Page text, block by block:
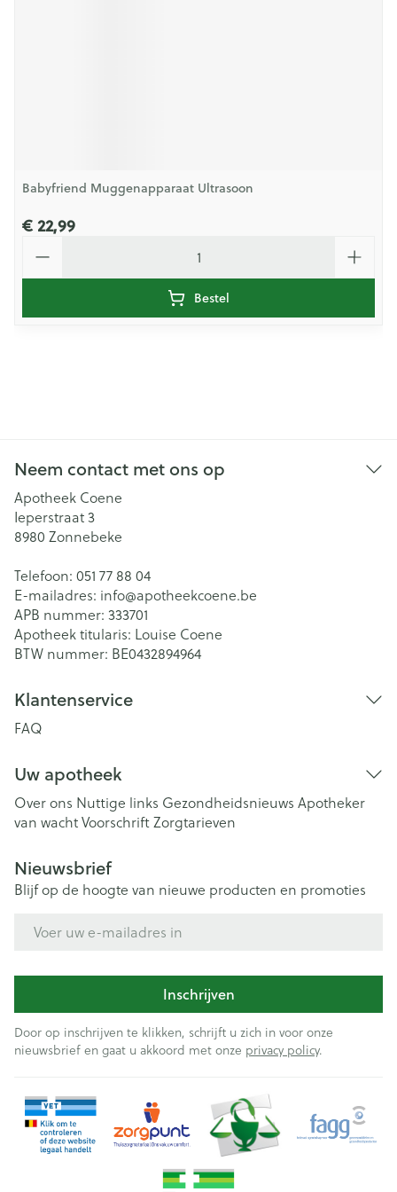
Babyfriend Muggenapparaat Ultrasoon
€ 22,99
Bestel
Neem contact met ons op
Apotheek Coene
Ieperstraat 3
8980 Zonnebeke
Telefoon: 051 77 88 04
E-mailadres: info@apotheekcoene.be
APB nummer: 333701
Apotheek titularis: Louise Coene
BTW nummer: BE0432894964
Klantenservice
FAQ
Uw apotheek
Over ons Nuttige links Gezondheidsnieuws Apotheker
van wachtVoorschriftZorgtarieven
Nieuwsbrief
Blijf op de hoogte van nieuwe producten en promoties
Inschrijven
Door op inschrijven te klikken, schrijft u zich in voor onze
nieuwsbrief en gaat u akkoord met onze privacy policy.